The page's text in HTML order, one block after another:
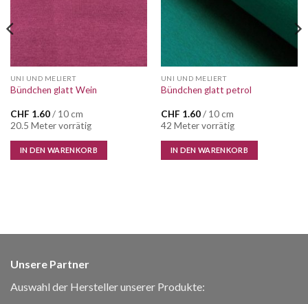
UNI UND MELIERT
Bündchen glatt Wein
CHF 1.60/ 10 cm
20.5 Meter vorrätig
IN DEN WARENKORB
UNI UND MELIERT
Bündchen glatt petrol
CHF 1.60/ 10 cm
42 Meter vorrätig
IN DEN WARENKORB
Unsere Partner
Auswahl der Hersteller unserer Produkte: